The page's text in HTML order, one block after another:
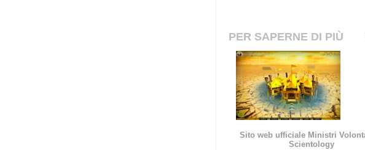
PER SAPERNE DI PIÙ
Sito web ufficiale Ministri
Scientology